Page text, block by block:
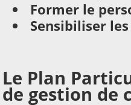
Former le
Sensibiliser
Le Plan
de gestion de